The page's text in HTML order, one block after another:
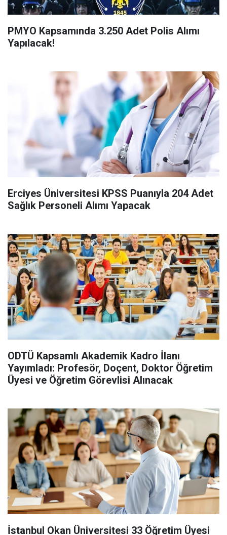
PMYO Kapsamında 3.250 Adet Polis Alımı
Yapılacak!
Erciyes Üniversitesi KPSS Puanıyla 204 Adet
Sağlık Personeli Alımı Yapacak
ODTÜ Kapsamlı Akademik Kadro İlanı
Yayımladı: Profesör, Doçent, Doktor Öğretim
Üyesi ve Öğretim Görevlisi Alınacak
İstanbul Okan Üniversitesi 33 Öğretim Üyesi